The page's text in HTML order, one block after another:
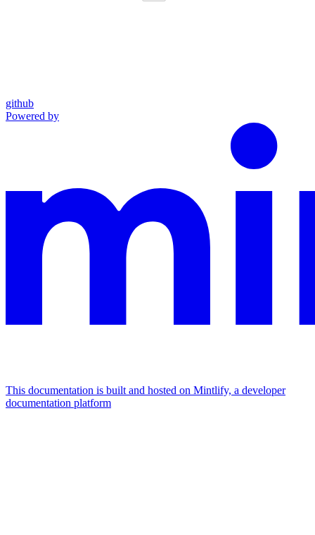
github
Powered by
This documentation is built and hosted on Mintlify, a developer
documentation platform